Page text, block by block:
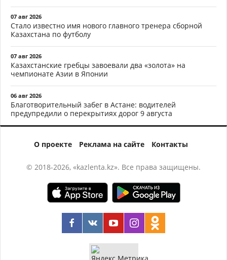
07 авг 2026
Стало известно имя нового главного тренера сборной
Казахстана по футболу
07 авг 2026
Казахстанские гребцы завоевали два «золота» на
чемпионате Азии в Японии
06 авг 2026
Благотворительный забег в Астане: водителей
предупредили о перекрытиях дорог 9 августа
О проекте Реклама на сайте Контакты
© 2018-2026, «kazlenta.kz». Все права защищены.